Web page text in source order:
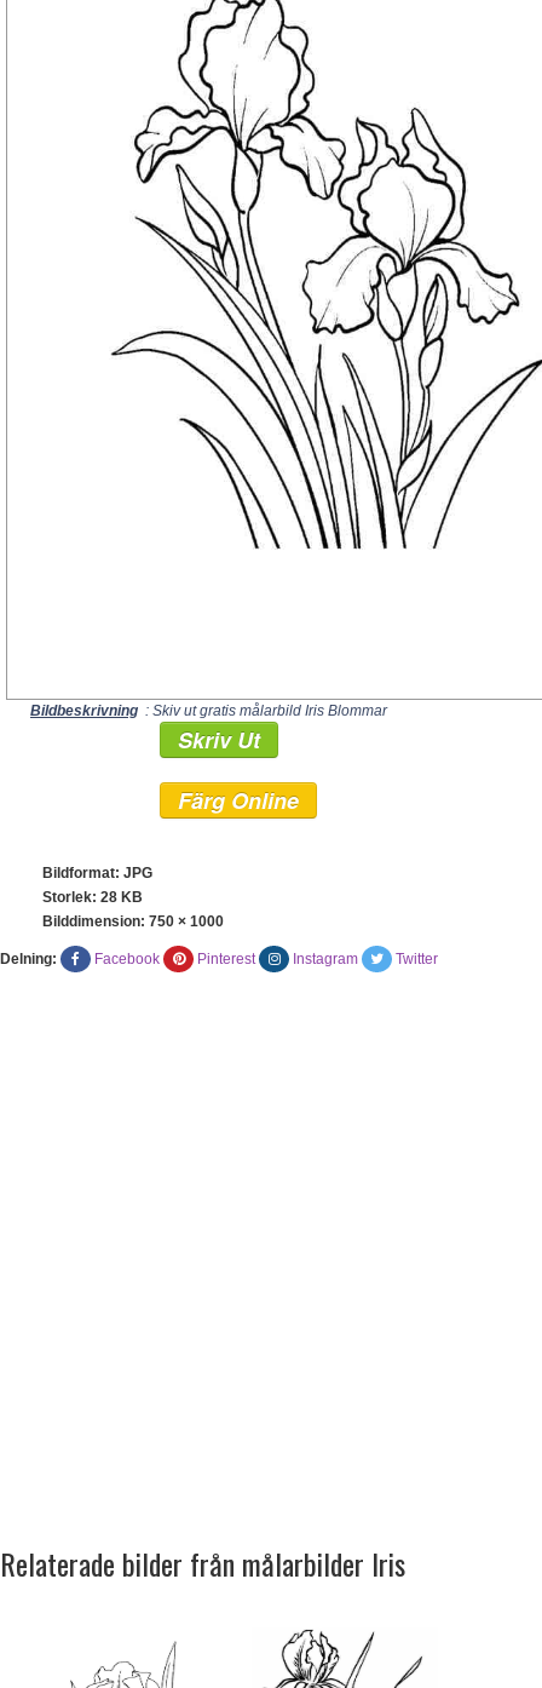
Bildbeskrivning : Skiv ut gratis målarbild Iris Blommar
Skriv Ut
Färg Online
Bildformat: JPG
Storlek: 28 KB
Bilddimension: 750 × 1000
Delning: Facebook Pinterest Instagram Twitter
Relaterade bilder från målarbilder Iris